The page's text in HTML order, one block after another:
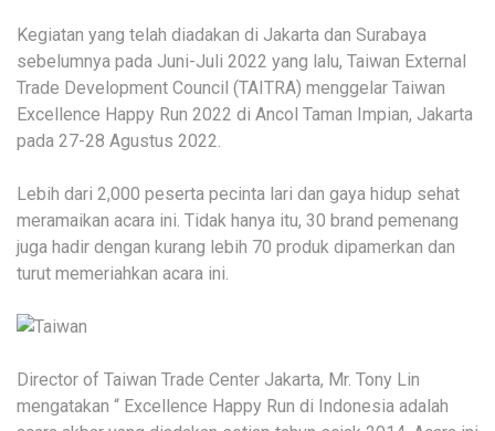
Kegiatan yang telah diadakan di Jakarta dan Surabaya
sebelumnya pada Juni-Juli 2022 yang lalu, Taiwan External
Trade Development Council (TAITRA) menggelar Taiwan
Excellence Happy Run 2022 di Ancol Taman Impian, Jakarta
pada 27-28 Agustus 2022.
Lebih dari 2,000 peserta pecinta lari dan gaya hidup sehat
meramaikan acara ini. Tidak hanya itu, 30 brand pemenang
juga hadir dengan kurang lebih 70 produk dipamerkan dan
turut memeriahkan acara ini.
Director of Taiwan Trade Center Jakarta, Mr. Tony Lin
mengatakan “ Excellence Happy Run di Indonesia adalah